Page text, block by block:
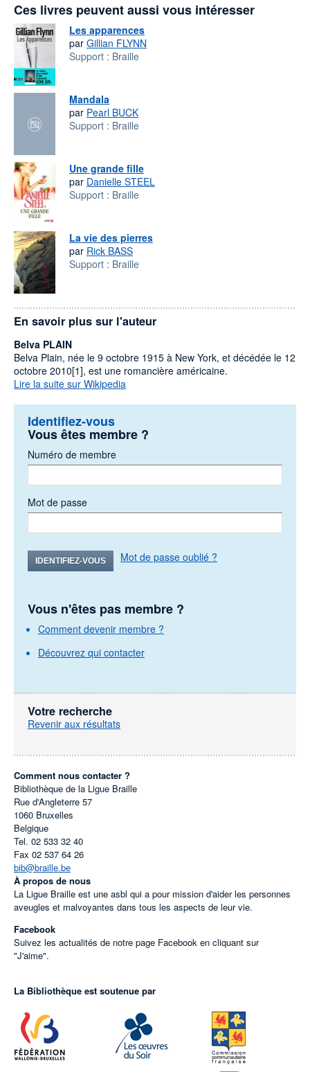
Ces livres peuvent aussi vous intéresser
Les apparences
par Gillian FLYNN
Support : Braille
Mandala
par Pearl BUCK
Support : Braille
Une grande fille
par Danielle STEEL
Support : Braille
La vie des pierres
par Rick BASS
Support : Braille
En savoir plus sur l'auteur
Belva PLAIN
Belva Plain, née le 9 octobre 1915 à New York, et décédée le 12
octobre 2010[1], est une romancière américaine.
Lire la suite sur Wikipedia
Identifiez-vous
Vous êtes membre ?
Numéro de membre
Mot de passe
IDENTIFIEZ-VOUS Mot de passe oublié ?
Vous n'êtes pas membre ?
Comment devenir membre ?
Découvrez qui contacter
Votre recherche
Revenir aux résultats
Comment nous contacter ?
Bibliothèque de la Ligue Braille
Rue d'Angleterre 57
1060 Bruxelles
Belgique
Tel. 02 533 32 40
Fax 02 537 64 26
bib@braille.be
À propos de nous
La Ligue Braille est une asbl qui a pour mission d'aider les personnes
aveugles et malvoyantes dans tous les aspects de leur vie.
Facebook
Suivez les actualités de notre page Facebook en cliquant sur
"J'aime".
La Bibliothèque est soutenue par